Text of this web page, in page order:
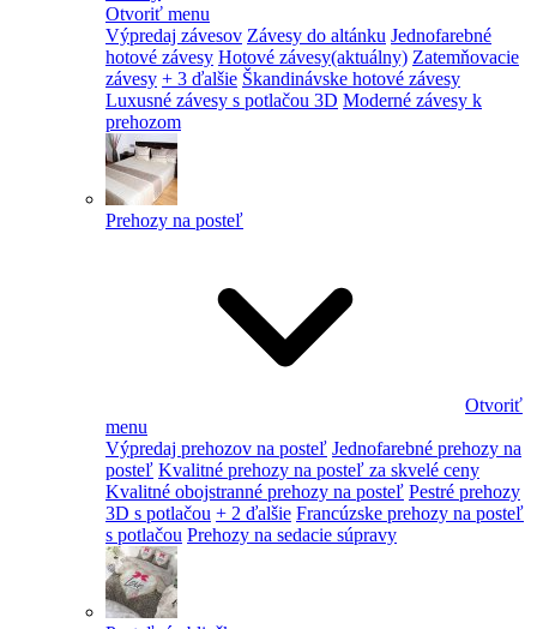
Otvoriť menu
Výpredaj závesov Závesy do altánku Jednofarebné
hotové závesy Hotové závesy(aktuálny) Zatemňovacie
závesy + 3 ďalšie Škandinávske hotové závesy
Luxusné závesy s potlačou 3D Moderné závesy k
prehozom
Prehozy na posteľ
Otvoriť
menu
Výpredaj prehozov na posteľ Jednofarebné prehozy na
posteľ Kvalitné prehozy na posteľ za skvelé ceny
Kvalitné obojstranné prehozy na posteľ Pestré prehozy
3D s potlačou + 2 ďalšie Francúzske prehozy na posteľ
s potlačou Prehozy na sedacie súpravy